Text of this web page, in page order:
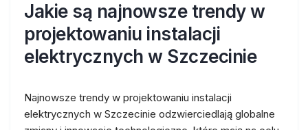
Jakie są najnowsze trendy w
projektowaniu instalacji
elektrycznych w Szczecinie
Najnowsze trendy w projektowaniu instalacji
elektrycznych w Szczecinie odzwierciedlają globalne